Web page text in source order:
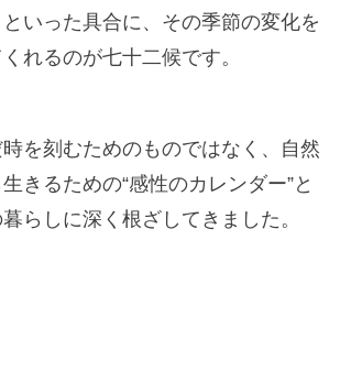
いった具合に、その季節の変化を
れるのが七十二候です。
を刻むためのものではなく、自然
きるための“感性のカレンダー”と
らしに深く根ざしてきました。